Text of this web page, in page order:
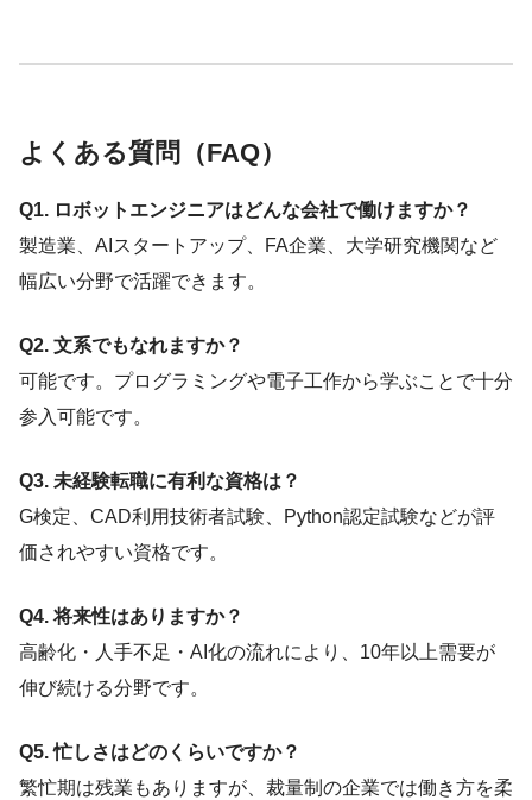
よくある質問（FAQ）
Q1. ロボットエンジニアはどんな会社で働けますか？
製造業、AIスタートアップ、FA企業、大学研究機関など
幅広い分野で活躍できます。
Q2. 文系でもなれますか？
可能です。プログラミングや電子工作から学ぶことで十分
参入可能です。
Q3. 未経験転職に有利な資格は？
G検定、CAD利用技術者試験、Python認定試験などが評
価されやすい資格です。
Q4. 将来性はありますか？
高齢化・人手不足・AI化の流れにより、10年以上需要が
伸び続ける分野です。
Q5. 忙しさはどのくらいですか？
繁忙期は残業もありますが、裁量制の企業では働き方を柔